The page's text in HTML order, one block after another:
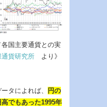
国主要通貨との実
通貨研究所 より》
タによれば、
円の
でもあった1995年